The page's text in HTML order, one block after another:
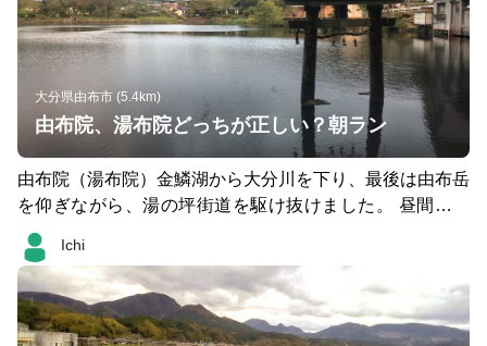
大分県由布市 (5.4km)
由布院、湯布院どっちが正しい？朝ラン
由布院（湯布院）金鱗湖から大分川を下り、最後は由布岳
を仰ぎながら、湯の坪街道を駆け抜けました。 昼間は観
光客が多いので、朝がお薦めです。 ちなみにインターチ
ェンジは「湯布院」、駅は「由布院」でした。
Ichi